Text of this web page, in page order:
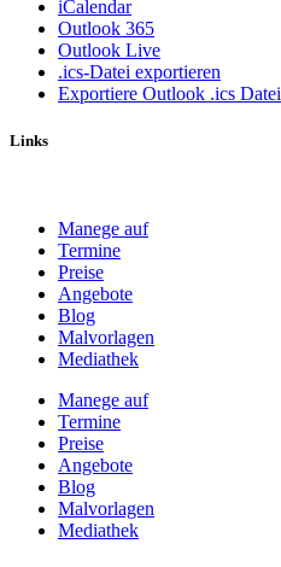
iCalendar
Outlook 365
Outlook Live
.ics-Datei exportieren
Exportiere Outlook .ics Datei
Links
Manege auf
Termine
Preise
Angebote
Blog
Malvorlagen
Mediathek
Manege auf
Termine
Preise
Angebote
Blog
Malvorlagen
Mediathek